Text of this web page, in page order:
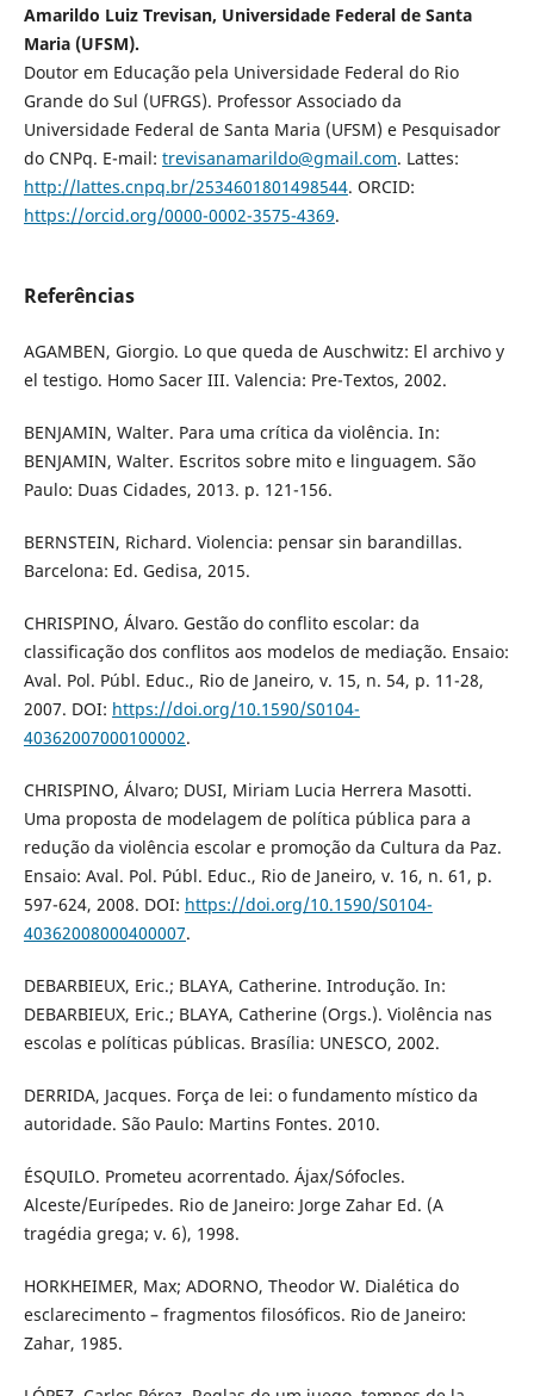
Amarildo Luiz Trevisan, Universidade Federal de Santa
Maria (UFSM).
Doutor em Educação pela Universidade Federal do Rio
Grande do Sul (UFRGS). Professor Associado da
Universidade Federal de Santa Maria (UFSM) e Pesquisador
do CNPq. E-mail: trevisanamarildo@gmail.com. Lattes:
http://lattes.cnpq.br/2534601801498544. ORCID:
https://orcid.org/0000-0002-3575-4369.
Referências
AGAMBEN, Giorgio. Lo que queda de Auschwitz: El archivo y
el testigo. Homo Sacer III. Valencia: Pre-Textos, 2002.
BENJAMIN, Walter. Para uma crítica da violência. In:
BENJAMIN, Walter. Escritos sobre mito e linguagem. São
Paulo: Duas Cidades, 2013. p. 121-156.
BERNSTEIN, Richard. Violencia: pensar sin barandillas.
Barcelona: Ed. Gedisa, 2015.
CHRISPINO, Álvaro. Gestão do conflito escolar: da
classificação dos conflitos aos modelos de mediação. Ensaio:
Aval. Pol. Públ. Educ., Rio de Janeiro, v. 15, n. 54, p. 11-28,
2007. DOI: https://doi.org/10.1590/S0104-
40362007000100002.
CHRISPINO, Álvaro; DUSI, Miriam Lucia Herrera Masotti.
Uma proposta de modelagem de política pública para a
redução da violência escolar e promoção da Cultura da Paz.
Ensaio: Aval. Pol. Públ. Educ., Rio de Janeiro, v. 16, n. 61, p.
597-624, 2008. DOI: https://doi.org/10.1590/S0104-
40362008000400007.
DEBARBIEUX, Eric.; BLAYA, Catherine. Introdução. In:
DEBARBIEUX, Eric.; BLAYA, Catherine (Orgs.). Violência nas
escolas e políticas públicas. Brasília: UNESCO, 2002.
DERRIDA, Jacques. Força de lei: o fundamento místico da
autoridade. São Paulo: Martins Fontes. 2010.
ÉSQUILO. Prometeu acorrentado. Ájax/Sófocles.
Alceste/Eurípedes. Rio de Janeiro: Jorge Zahar Ed. (A
tragédia grega; v. 6), 1998.
HORKHEIMER, Max; ADORNO, Theodor W. Dialética do
esclarecimento – fragmentos filosóficos. Rio de Janeiro:
Zahar, 1985.